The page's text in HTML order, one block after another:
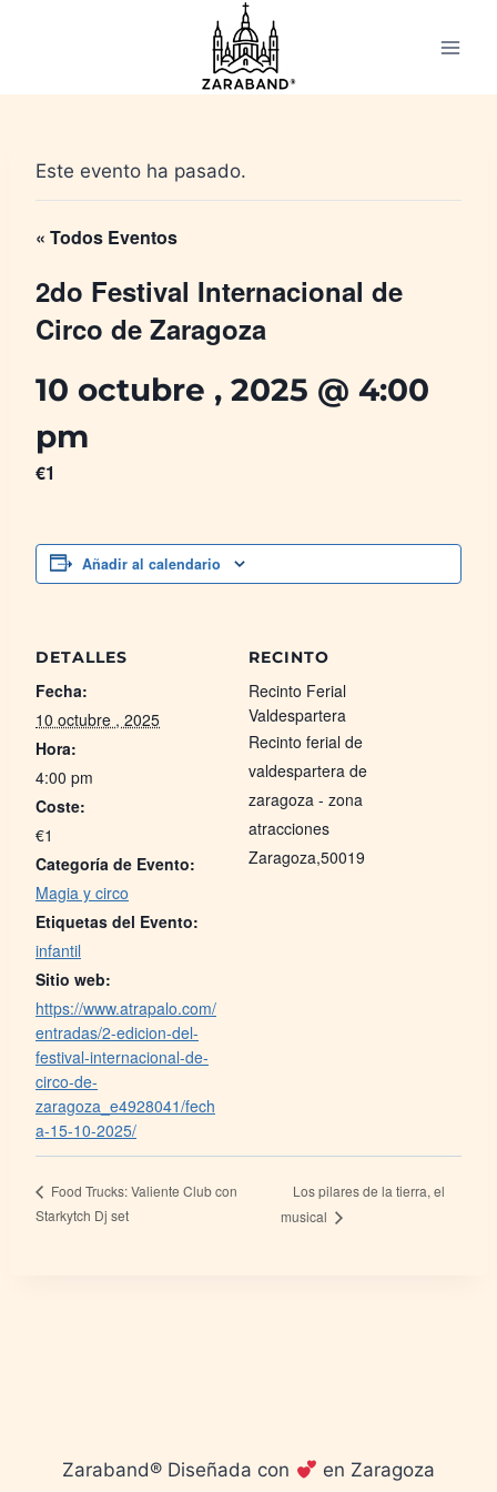
Este evento ha pasado.
« Todos Eventos
2do Festival Internacional de
Circo de Zaragoza
10 octubre , 2025 @ 4:00
pm
€1
Añadir al calendario
DETALLES
Fecha:
10 octubre , 2025
Hora:
4:00 pm
Coste:
€1
Categoría de Evento:
Magia y circo
Etiquetas del Evento:
infantil
Sitio web:
https://www.atrapalo.com/
entradas/2-edicion-del-
festival-internacional-de-
circo-de-
zaragoza_e4928041/fech
a-15-10-2025/
RECINTO
Recinto Ferial
Valdespartera
Recinto ferial de
valdespartera de
zaragoza - zona
atracciones
Zaragoza,50019
Food Trucks: Valiente Club con
Starkytch Dj set
Los pilares de la tierra, el
musical
Zaraband® Diseñada con en Zaragoza